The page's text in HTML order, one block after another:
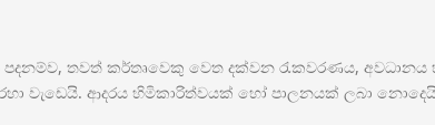
තවත් කර්තෘවෙකු වෙත දක්වන රැකවරණය, අවධානය
වැඩෙයි. ආදරය හිමිකාරිත්වයක් හෝ පාලනයක් ලබා